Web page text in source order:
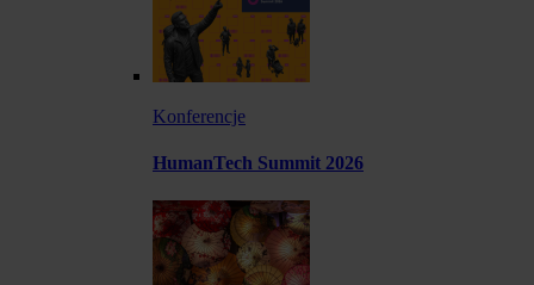
Konferencje
HumanTech Summit 2026